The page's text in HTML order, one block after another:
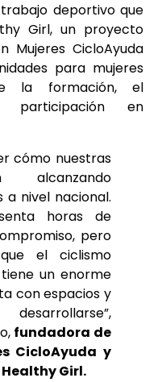
deportivo que
Girl, un proyecto
Mujeres CicloAyuda
para mujeres
la formación, el
participación en
cómo nuestras
alcanzando
nivel nacional.
horas de
pero
el ciclismo
un enorme
con espacios y
fundadora de
CicloAyuda y
Girl.